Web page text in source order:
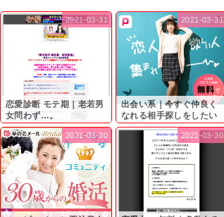
恋愛診断 モテ期｜老若男
女問わず…。
2021-03-31
出会い系｜今すぐ仲良く
なれる相手探しをしたい
と...
2021-03-31
2021-03-30 2021-03-30